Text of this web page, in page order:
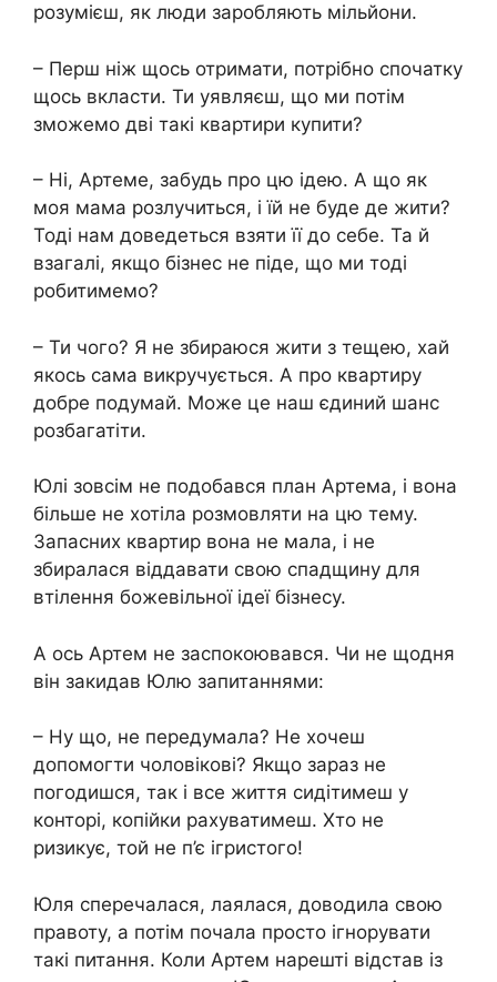
розумієш, як люди заробляють мільйони.
– Перш ніж щось отримати, потрібно спочатку
щось вкласти. Ти уявляєш, що ми потім
зможемо дві такі квартири купити?
– Ні, Артеме, забудь про цю ідею. А що як
моя мама розлучиться, і їй не буде де жити?
Тоді нам доведеться взяти її до себе. Та й
взагалі, якщо бізнес не піде, що ми тоді
робитимемо?
– Ти чого? Я не збираюся жити з тещею, хай
якось сама викручується. А про квартиру
добре подумай. Може це наш єдиний шанс
розбагатіти.
Юлі зовсім не подобався план Артема, і вона
більше не хотіла розмовляти на цю тему.
Запасних квартир вона не мала, і не
збиралася віддавати свою спадщину для
втілення божевільної ідеї бізнесу.
А ось Артем не заспокоювався. Чи не щодня
він закидав Юлю запитаннями:
– Ну що, не передумала? Не хочеш
допомогти чоловікові? Якщо зараз не
погодишся, так і все життя сидітимеш у
конторі, копійки рахуватимеш. Хто не
ризикує, той не п’є ігристого!
Юля сперечалася, лаялася, доводила свою
правоту, а потім почала просто ігнорувати
такі питання. Коли Артем нарешті відстав із